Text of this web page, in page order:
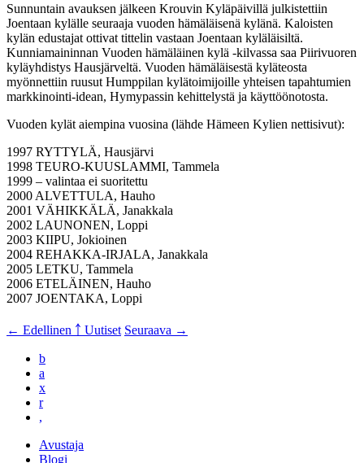
Sunnuntain avauksen jälkeen Krouvin Kyläpäivillä julkistettiin
Joentaan kylälle seuraaja vuoden hämäläisenä kylänä. Kaloisten
kylän edustajat ottivat tittelin vastaan Joentaan kyläläisiltä.
Kunniamaininnan Vuoden hämäläinen kylä -kilvassa saa Piirivuoren
kyläyhdistys Hausjärveltä. Vuoden hämäläisestä kyläteosta
myönnettiin ruusut Humppilan kylätoimijoille yhteisen tapahtumien
markkinointi-idean, Hymypassin kehittelystä ja käyttöönotosta.
Vuoden kylät aiempina vuosina (lähde Hämeen Kylien nettisivut):
1997 RYTTYLÄ, Hausjärvi
1998 TEURO-KUUSLAMMI, Tammela
1999 – valintaa ei suoritettu
2000 ALVETTULA, Hauho
2001 VÄHIKKÄLÄ, Janakkala
2002 LAUNONEN, Loppi
2003 KIIPU, Jokioinen
2004 REHAKKA-IRJALA, Janakkala
2005 LETKU, Tammela
2006 ETELÄINEN, Hauho
2007 JOENTAKA, Loppi
← Edellinen ￪ Uutiset Seuraava →
b
a
x
r
,
Avustaja
Blogi